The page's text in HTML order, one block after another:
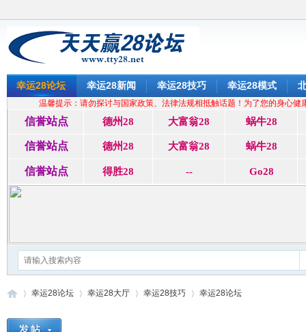
幸运28论坛 幸运28新闻 幸运28技巧 幸运28模式
温馨提示：请勿探讨与国家政策、法律法规相抵触话题！为了您的身心
信誉站点 德州28 大富翁28 蜗牛28
信誉站点 德州28 大富翁28 蜗牛28
信誉站点 得胜28 -- Go28
幸运28论坛 幸运28大厅 幸运28技巧 幸运28论坛